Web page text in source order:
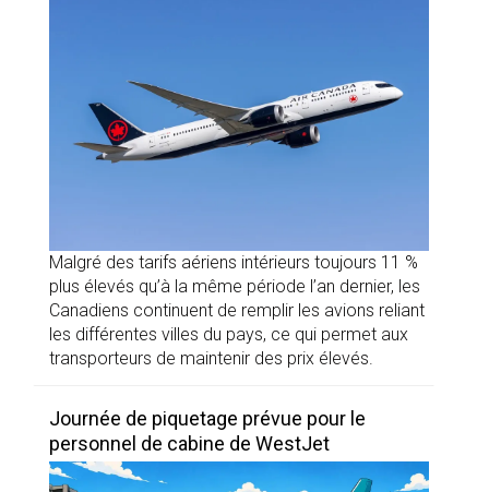
Malgré des tarifs aériens intérieurs toujours 11 %
plus élevés qu’à la même période l’an dernier, les
Canadiens continuent de remplir les avions reliant
les différentes villes du pays, ce qui permet aux
transporteurs de maintenir des prix élevés.
Journée de piquetage prévue pour le
personnel de cabine de WestJet